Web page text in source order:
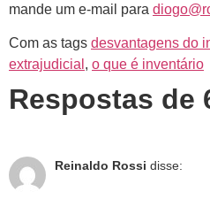
mande um e-mail para
Com as tags desvantagens do
extrajudicial , o que é inventário
Respostas de
Reinaldo Rossi disse: